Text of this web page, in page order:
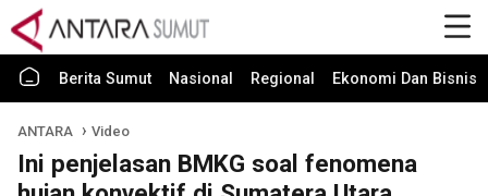
Berita Sumut Nasional Regional Ekonomi Dan Bisnis
ANTARA Video
Ini penjelasan BMKG soal fenomena